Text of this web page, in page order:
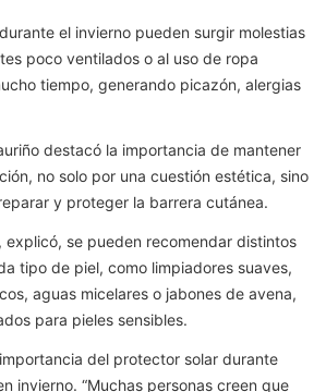
el invierno pueden surgir molestias
poco ventilados o al uso de ropa
tiempo, generando picazón, alergias
destacó la importancia de mantener
no solo por una cuestión estética, sino
y proteger la barrera cutánea.
explicó, se pueden recomendar distintos
tipo de piel, como limpiadores suaves,
aguas micelares o jabones de avena,
para pieles sensibles.
del protector solar durante
invierno. “Muchas personas creen que